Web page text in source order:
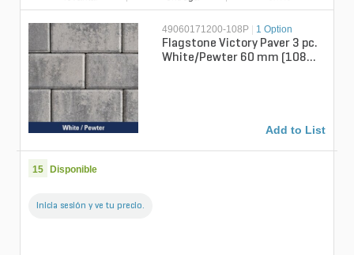
49060171200-108P 1 Option
Flagstone Victory Paver 3 pc.
White/Pewter 60 mm (108
Add to List
15 Disponible
Inicia sesión y ve tu precio.